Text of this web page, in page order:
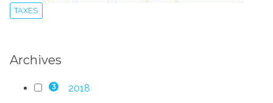
TAXES
Archives
3 2018